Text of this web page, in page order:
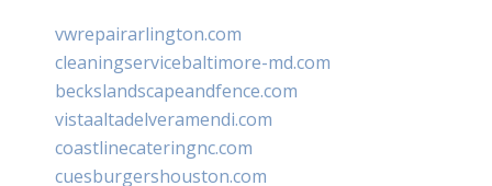
vwrepairarlington.com
cleaningservicebaltimore-md.com
beckslandscapeandfence.com
vistaaltadelveramendi.com
coastlinecateringnc.com
cuesburgershouston.com